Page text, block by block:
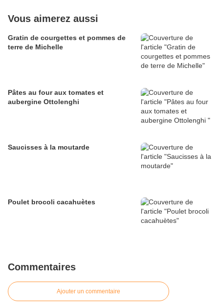
Vous aimerez aussi
Gratin de courgettes et pommes de
terre de Michelle
Pâtes au four aux tomates et
aubergine Ottolenghi
Saucisses à la moutarde
Poulet brocoli cacahuètes
Commentaires
Ajouter un commentaire